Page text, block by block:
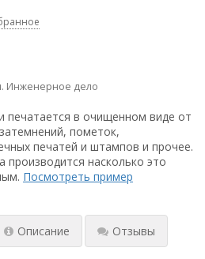
Инженерное дело
печатается в очищенном виде от
пометок,
печатей и штампов и прочее.
производится насколько это
Посмотреть пример
Описание Отзывы